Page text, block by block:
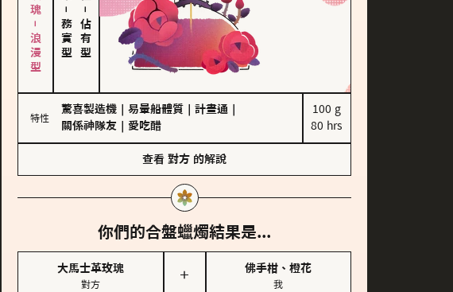
－
務實型
－
佔有型
特性
驚喜製造機 易暈船體質 計畫通
關係神隊友
愛吃醋
100 g
80 hrs
查看 對方 的解說
你們的合盤蠟燭結果是...
大馬士革玫瑰
對方
＋
佛手柑、橙花
我